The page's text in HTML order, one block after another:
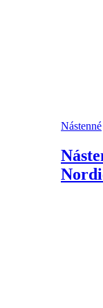
Nástenné